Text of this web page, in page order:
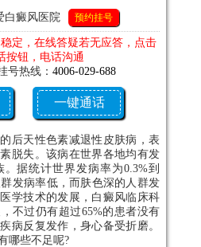
白癜风医院 预约挂号
定，在线答疑若无应答，点击
按钮，电话沟通
号热线： 4006-029-688
一键通话
天性色素减退性皮肤病，表
脱失。该病在世界各地均有发
据统计世界发病率为0.3%到
发病率低，而肤色深的人群发
学技术的发展，白癜风临床科
不过仍有超过65%的患者没有
病反复发作，身心备受折磨。
哪些不足呢?